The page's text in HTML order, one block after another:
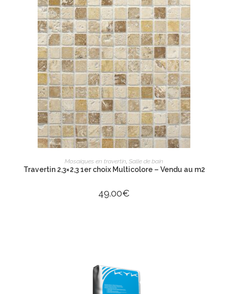
AJOUTER AU PANIER
Mosaiques en travertin, Salle de bain
Travertin 2,3×2,3 1er choix Multicolore – Vendu au m2
49.00€